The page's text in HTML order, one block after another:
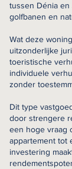
tussen Dénia en
golfbanen en
Wat deze
uitzonderlijke
toeristische
individuele
zonder
Dit type
door strengere
een hoge vraag
appartement tot
investering